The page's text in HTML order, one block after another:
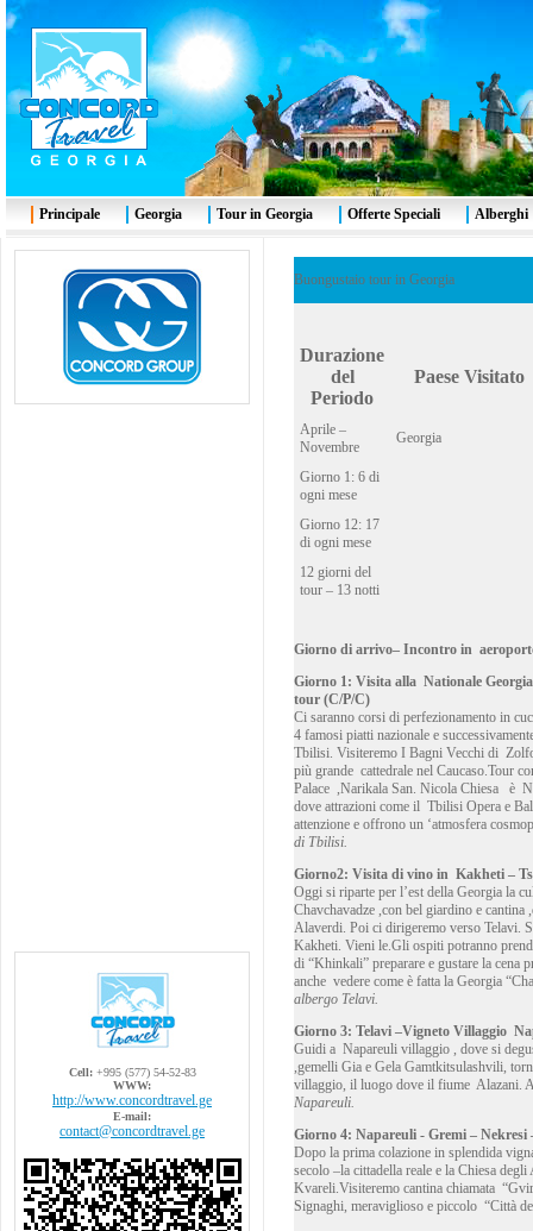
Cell:+995 (577) 54-52-83
WWW:
http://www.concordtravel.ge
E-mail:
contact@concordtravel.ge
Buongustaio tour in Georgia
Durazione
del
Periodo
Paese Visitato
Aprile –
Novembre
Georgia
Giorno 1: 6 di
ogni mese
Giorno 12: 17
di ogni mese
12 giorni del
tour – 13 notti
Giorno di arrivo– Incontro in
Giorno 1: Visita alla Nationale
tour (C/P/C)
Ci saranno corsi di perfezionamento in
4 famosi piatti nazionale e
Tbilisi. Visiteremo I Bagni Vecchi di
più grande cattedrale nel Caucaso.Tour
Palace ,Narikala San. Nicola Chiesa è
dove attrazioni come il Tbilisi Opera e
attenzione e offrono un ‘atmosfera
di Tbilisi.
Giorno2: Visita di vino in Kakheti –
Oggi si riparte per l’est della Georgia la
Chavchavadze ,con bel giardino e
Alaverdi. Poi ci dirigeremo verso Telavi.
Kakheti. Vieni le.Gli ospiti potranno
di “Khinkali” preparare e gustare la cena
anche vedere come è fatta la Georgia
albergo Telavi.
Giorno 3: Telavi –Vigneto Villaggio
Guidi a Napareuli villaggio , dove si
,gemelli Gia e Gela Gamtkitsulashvili,
villaggio, il luogo dove il fiume Alazani.
Napareuli.
Giorno 4: Napareuli - Gremi – Nekresi
Dopo la prima colazione in splendida
secolo –la cittadella reale e la Chiesa
Kvareli.Visiteremo cantina chiamata
Signaghi, meraviglioso e piccolo “Città
Principale Georgia Tour in Georgia Offerte Speciali Alberghi